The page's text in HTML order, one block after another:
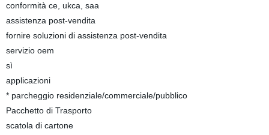
conformità ce, ukca, saa
assistenza post-vendita
fornire soluzioni di assistenza post-vendita
servizio oem
sì
applicazioni
* parcheggio residenziale/commerciale/pubblico
Pacchetto di Trasporto
scatola di cartone